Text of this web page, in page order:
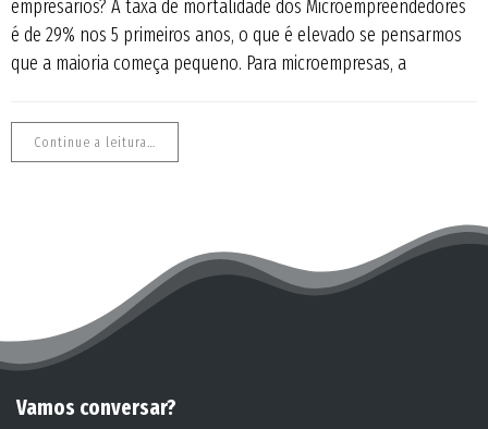
empresários? A taxa de mortalidade dos Microempreendedores
é de 29% nos 5 primeiros anos, o que é elevado se pensarmos
que a maioria começa pequeno. Para microempresas, a
Continue a leitura…
Vamos conversar?